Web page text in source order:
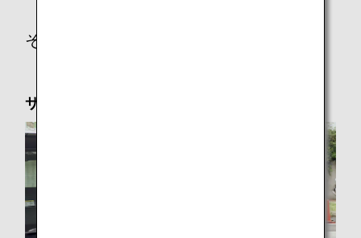
その他のサービス
サポートタクシー